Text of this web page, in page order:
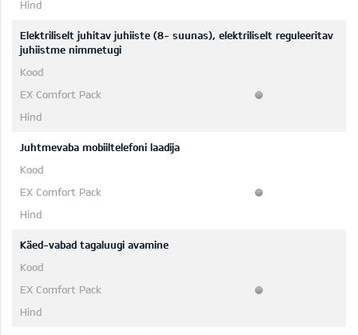
Elektriliselt juhitav juhiiste (8- suunas), elektriliselt reguleeritav
juhiistme nimmetugi
Juhtmevaba mobiiltelefoni laadija
Käed-vabad tagaluugi avamine